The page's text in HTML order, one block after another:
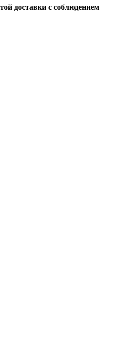
доставки с соблюдением